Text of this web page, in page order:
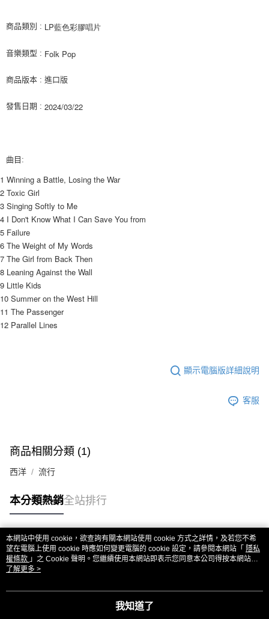
結帳頁面，進行簡訊認證並確認金額後，即可完成結帳。
３．收到繳費通知簡訊後14天內，點擊此簡訊中的連結，可透過四大超商／
購買商品的店家。未經商家同意取消之訂單仍視為有效，需透過AFTEE先享
【注意事項】
１．透過由恩沛科技股份有限公司提供之「AFTEE先享後付」服務完成之交
易，需依本服務之必要範圍內提供個人資料，並將交易相關給付款項請求債
權轉讓予恩沛科技股份有限公司。
２．關於個人資料處理事宜，請瀏覽以下網址：
https://aftee.tw/terms/#terms3
「AFTEE先享後付」，若未經同意申辦者引起之損失，本公司不負相關責
任。
４．使用「AFTEE先享後付」時，將依據個別帳號之用戶狀況，依本公司即
時審查核予不同之上限額度；若仍有額度不足之情形，本公司將視審查結果
請求用戶進行身份認證。
恩沛科技股份有限公司將有權停止該用戶之使用額度並採取法律行動。
每筆NT$60，滿NT$1,599(含以上)免運費
付款後全家取貨
每筆NT$60，滿NT$1,599(含以上)免運費
每筆NT$90
宅配 (離島)
每筆NT$200
付款後門市自取
免運費
亞洲國家/地區配送
北美國家/地區配送
歐洲國家/地區配送
商品類別 : LP藍色彩膠唱片
音樂類型 : Folk Pop
商品版本 : 進口版
發售日期 : 2024/03/22
曲目:
1 Winning a Battle, Losing the War
2 Toxic Girl
3 Singing Softly to Me
4 I Don't Know What I Can Save You from
5 Failure
6 The Weight of My Words
7 The Girl from Back Then
8 Leaning Against the Wall
9 Little Kids
10 Summer on the West Hill
11 The Passenger
12 Parallel Lines
顯示電腦版詳細說明
客服
商品相關分類 (1)
西洋 流行
本分類熱銷全站排行
熱門標籤
本網站中使用 cookie，欲查詢有關本網站使用 cookie 方式之詳情，及若您不希
望在電腦上使用 cookie 時應如何變更電腦的 cookie 設定，請參閱本網站「 隱私
權條款 」之 Cookie 聲明。您繼續使用本網站即表示您同意本公司得按本網站使
用條款之 Cookie 聲明使用 cookie。
了解更多 >
我知道了